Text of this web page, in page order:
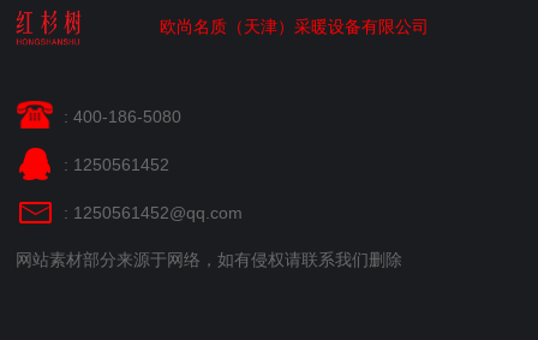
欧尚名质（天津）采暖设备有限公司
: 400-186-5080
: 1250561452
: 1250561452@qq.com
网站素材部分来源于网络，如有侵权请联系我们删除